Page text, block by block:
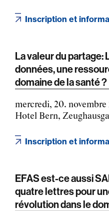
Inscription et
La valeur du partage:
données, une
domaine de la santé ?
mercredi, 20. novembre
Hotel Bern,
Inscription et
EFAS est-ce aussi
quatre lettres pour
révolution dans le